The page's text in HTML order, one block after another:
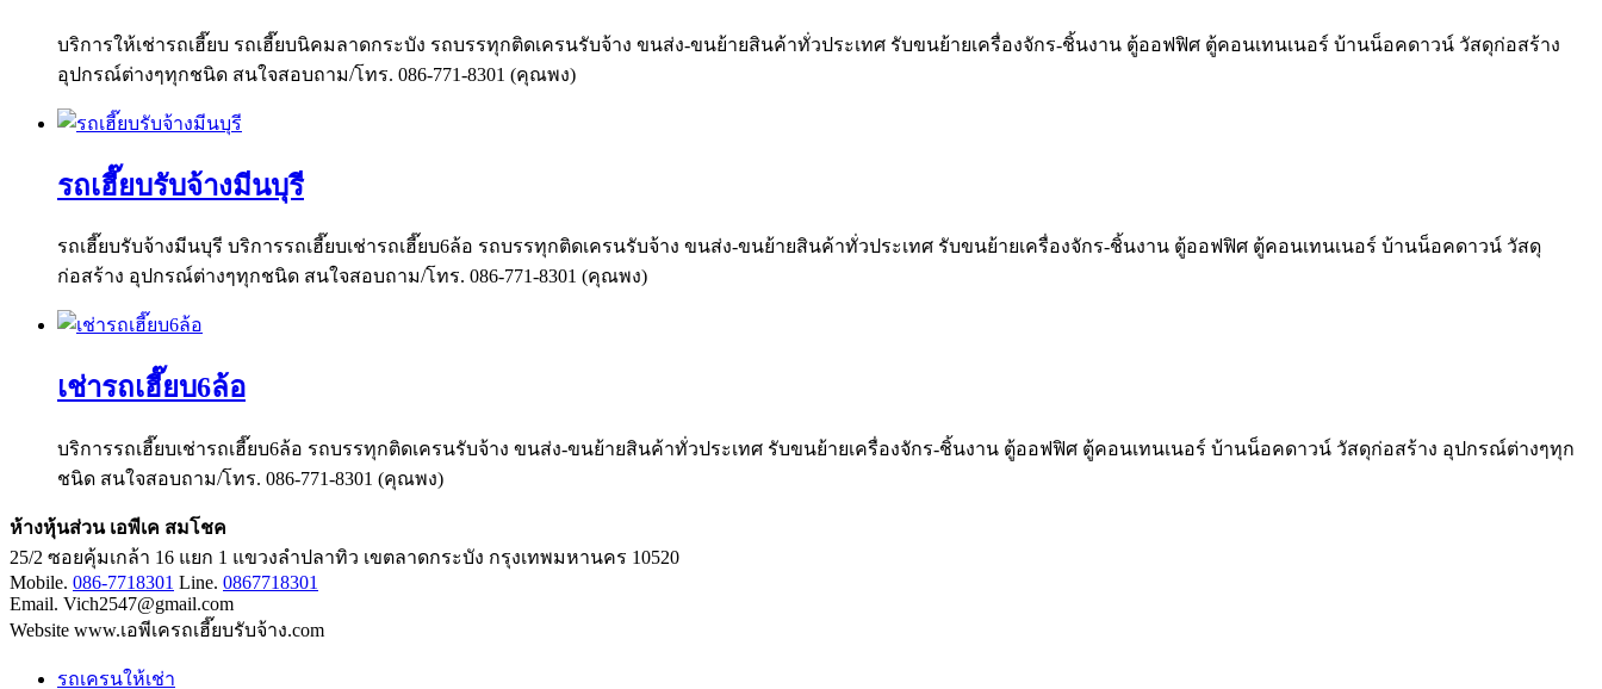
บริการให้เช่ารถเฮี๊ยบ รถเฮี๊ยบนิคมลาดกระบัง รถบรรทุกติดเครนรับจ้าง ขนส่ง-ขนย้ายสินค้าทั่วประเทศ รับขนย้ายเครื่องจักร-ชิ้นงาน ตู้ออฟฟิศ ตู้คอนเทนเนอร์ บ้านน็อคดาวน์ วัสดุก่อสร้าง
อุปกรณ์ต่างๆทุกชนิด สนใจสอบถาม/โทร. 086-771-8301 (คุณพง)
รถเฮี๊ยบรับจ้างมีนบุรี
รถเฮี๊ยบรับจ้างมีนบุรี บริการรถเฮี๊ยบเช่ารถเฮี๊ยบ6ล้อ รถบรรทุกติดเครนรับจ้าง ขนส่ง-ขนย้ายสินค้าทั่วประเทศ รับขนย้ายเครื่องจักร-ชิ้นงาน ตู้ออฟฟิศ ตู้คอนเทนเนอร์ บ้านน็อคดาวน์ วัสดุ
ก่อสร้าง อุปกรณ์ต่างๆทุกชนิด สนใจสอบถาม/โทร. 086-771-8301 (คุณพง)
เช่ารถเฮี๊ยบ6ล้อ
บริการรถเฮี๊ยบเช่ารถเฮี๊ยบ6ล้อ รถบรรทุกติดเครนรับจ้าง ขนส่ง-ขนย้ายสินค้าทั่วประเทศ รับขนย้ายเครื่องจักร-ชิ้นงาน ตู้ออฟฟิศ ตู้คอนเทนเนอร์ บ้านน็อคดาวน์ วัสดุก่อสร้าง อุปกรณ์ต่างๆทุก
ชนิด สนใจสอบถาม/โทร. 086-771-8301 (คุณพง)
ห้างหุ้นส่วน เอพีเค สมโชค
25/2 ซอยคุ้มเกล้า 16 แยก 1 แขวงลำปลาทิว เขตลาดกระบัง กรุงเทพมหานคร 10520
Mobile. 086-7718301 Line. 0867718301
Email. Vich2547@gmail.com
Website www.เอพีเครถเฮี๊ยบรับจ้าง.com
รถเครนให้เช่า